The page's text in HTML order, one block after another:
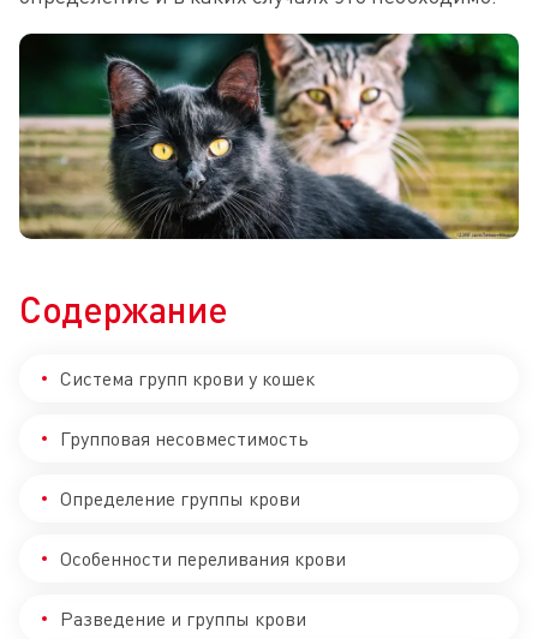
Содержание
Система групп крови у кошек
Групповая несовместимость
Определение группы крови
Особенности переливания крови
Разведение и группы крови